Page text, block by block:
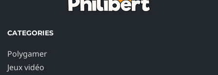
CATEGORIES
Polygamer
Jeux vidéo